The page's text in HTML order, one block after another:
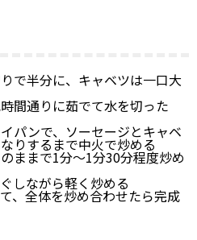
で半分に、キャベツは一口大
間通りに茹でて水を切った
パンで、ソーセージとキャベ
りするまで中火で炒める
ままで1分～1分30分程度炒め
しながら軽く炒める
、全体を炒め合わせたら完成